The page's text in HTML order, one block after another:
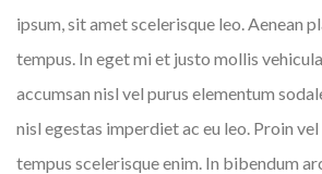
ipsum, sit amet scelerisque leo. Aenean
tempus. In eget mi et justo mollis
accumsan nisl vel purus elementum
nisl egestas imperdiet ac eu leo. Proin
tempus scelerisque enim. In bibendum